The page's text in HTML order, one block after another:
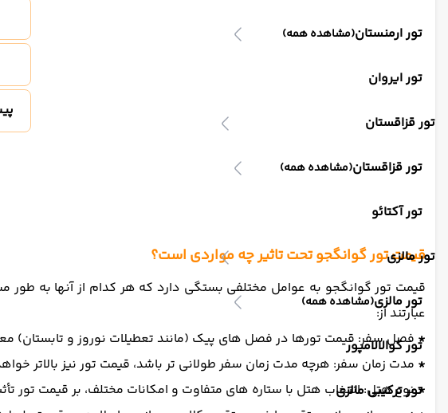
تور ارمنستان(مشاهده همه)
تور ایروان
تور قزاقستان
تور قزاقستان(مشاهده همه)
تور آکتائو
تور مالزی
تور مالزی(مشاهده همه)
تور کوالالامپور
تور ترکیبی مالزی
قیمت تور گوانگجو تحت تاثیر چه مواردی است؟
قیمت تور گوانگجو به عوامل مختلفی بستگی دارد که هر کدام از آنها به طور
عبارتند از:
*فصل سفر: قیمت تورها در فصل های پیک (مانند تعطیلات نوروز و تابستان)
* مدت زمان سفر: هرچه مدت زمان سفر طولانی تر باشد، قیمت تور نیز بالاتر
*نوع هتل: انتخاب هتل با ستاره های متفاوت و امکانات مختلف، بر قیمت تور